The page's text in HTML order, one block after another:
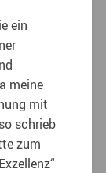
ein
meine
mit
schrieb
zum